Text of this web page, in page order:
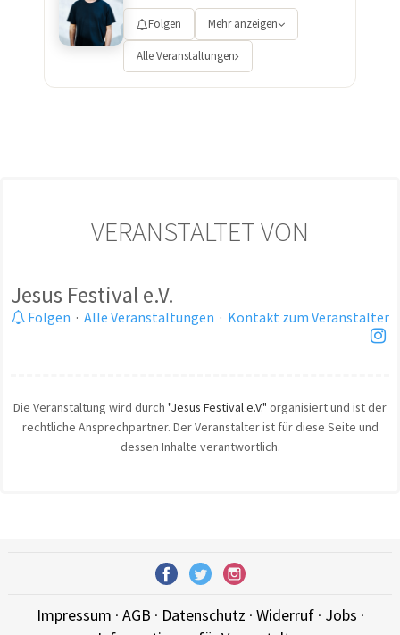
Folgen Mehr anzeigen
Alle Veranstaltungen
VERANSTALTET VON
Jesus Festival e.V.
Folgen · Alle Veranstaltungen · Kontakt zum Veranstalter
Die Veranstaltung wird durch "Jesus Festival e.V." organisiert und ist der
rechtliche Ansprechpartner. Der Veranstalter ist für diese Seite und
dessen Inhalte verantwortlich.
Impressum · AGB · Datenschutz · Widerruf· Jobs ·